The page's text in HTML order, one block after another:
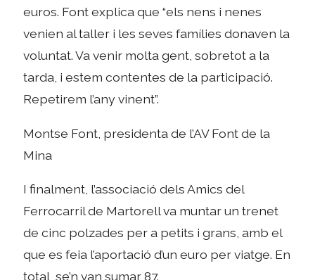
euros. Font explica que “els nens i nenes
venien al taller i les seves famílies donaven la
voluntat. Va venir molta gent, sobretot a la
tarda, i estem contentes de la participació.
Repetirem l’any vinent”.
Montse Font, presidenta de l’AV Font de la
Mina
I finalment, l’associació dels Amics del
Ferrocarril de Martorell va muntar un trenet
de cinc polzades per a petits i grans, amb el
que es feia l’aportació d’un euro per viatge. En
total, se’n van sumar 87.